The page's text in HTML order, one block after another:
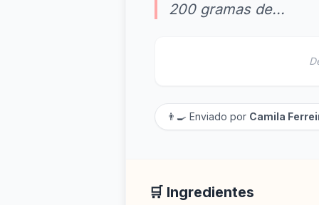
200 gramas de...
👨‍🍳 Enviado por Camila
🛒 Ingredientes